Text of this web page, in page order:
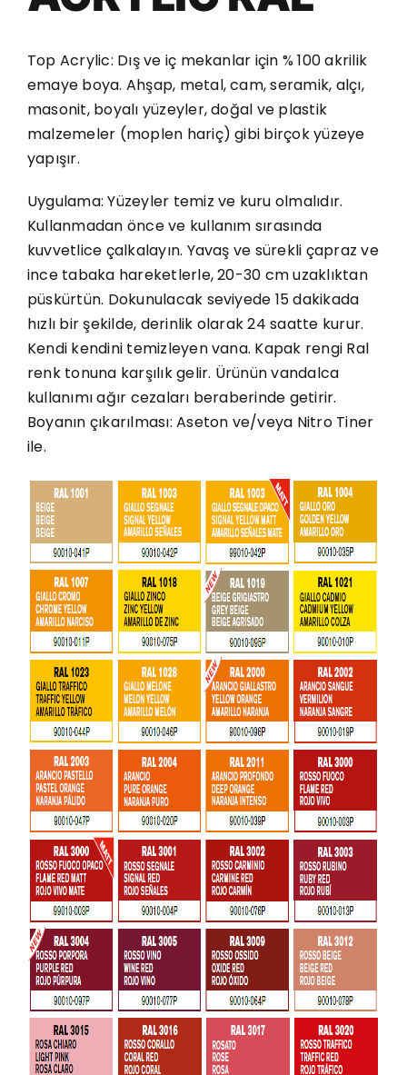
Top Acrylic: Dış ve iç mekanlar için % 100 akrilik
emaye boya. Ahşap, metal, cam, seramik, alçı,
masonit, boyalı yüzeyler, doğal ve plastik
malzemeler (moplen hariç) gibi birçok yüzeye
yapışır.
Uygulama: Yüzeyler temiz ve kuru olmalıdır.
Kullanmadan önce ve kullanım sırasında
kuvvetlice çalkalayın. Yavaş ve sürekli çapraz ve
ince tabaka hareketlerle, 20-30 cm uzaklıktan
püskürtün. Dokunulacak seviyede 15 dakikada
hızlı bir şekilde, derinlik olarak 24 saatte kurur.
Kendi kendini temizleyen vana. Kapak rengi Ral
renk tonuna karşılık gelir. Ürünün vandalca
kullanımı ağır cezaları beraberinde getirir.
Boyanın çıkarılması: Aseton ve/veya Nitro Tiner
ile.